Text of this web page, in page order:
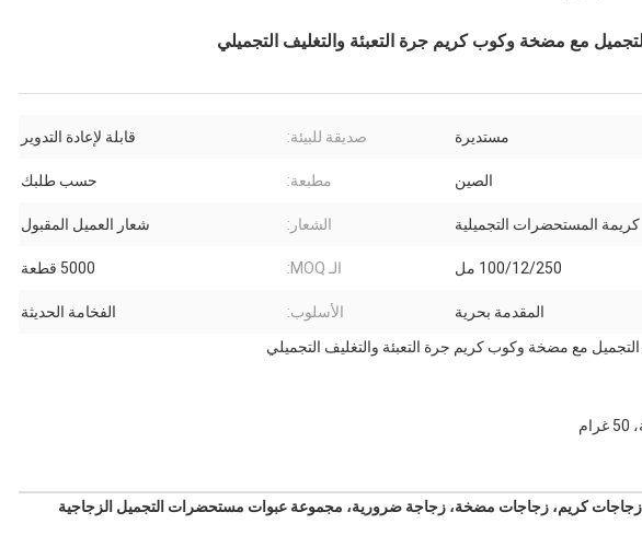
مع مضخة وكوب كريم جرة التعبئة والتغليف التجميلي
مستديرة صديقة للبيئة: قابلة لإعادة التدوير
الصين مطبعة: حسب طلبك
كريمة المستحضرات التجميلية الشعار: شعار العميل المقبول
100/12/250 مل الـ MOQ: 5000 قطعة
المقدمة بحرية الأسلوب:
الفخامة الحديثة
مع مضخة وكوب كريم جرة التعبئة والتغليف التجميلي